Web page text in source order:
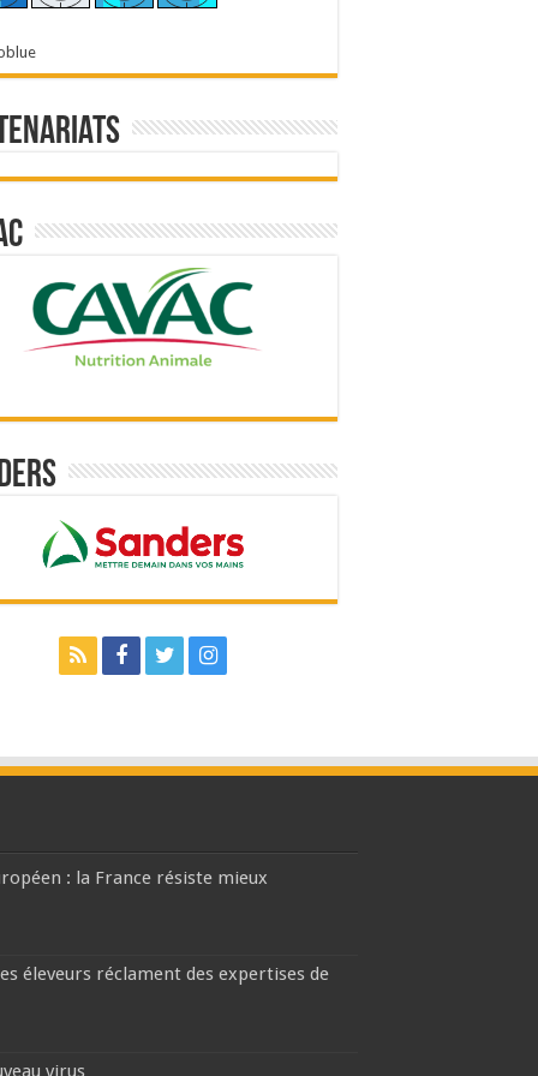
: la France résiste mieux
éleveurs réclament des expertises de
virus